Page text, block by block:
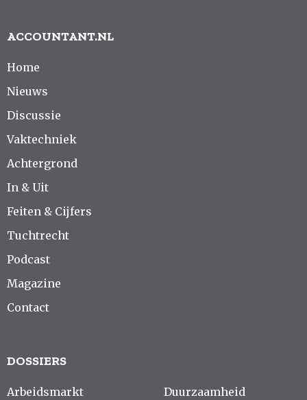
ACCOUNTANT.NL
Home
Nieuws
Discussie
Vaktechniek
Achtergrond
In & Uit
Feiten & Cijfers
Tuchtrecht
Podcast
Magazine
Contact
DOSSIERS
Arbeidsmarkt
Duurzaamheid